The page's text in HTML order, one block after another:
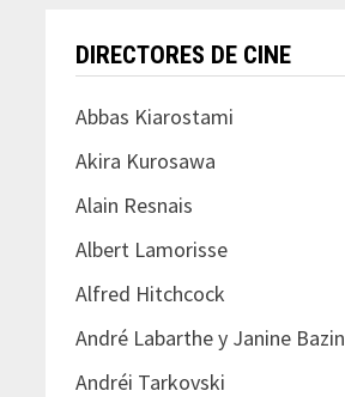
DIRECTORES DE CINE
Abbas Kiarostami
Akira Kurosawa
Alain Resnais
Albert Lamorisse
Alfred Hitchcock
André Labarthe y Janine Bazin
Andréi Tarkovski